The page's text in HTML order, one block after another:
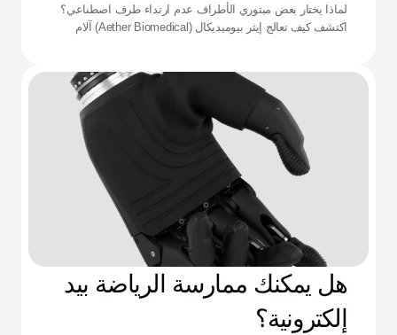
لماذا يختار بعض مبتوري الأطراف عدم ارتداء طرف اصطناعي؟
اكتشف كيف تعالج إيثر بيوميديكال (Aether Biomedical) آلام
هل يمكنك ممارسة الرياضة بيد
إلكترونية؟